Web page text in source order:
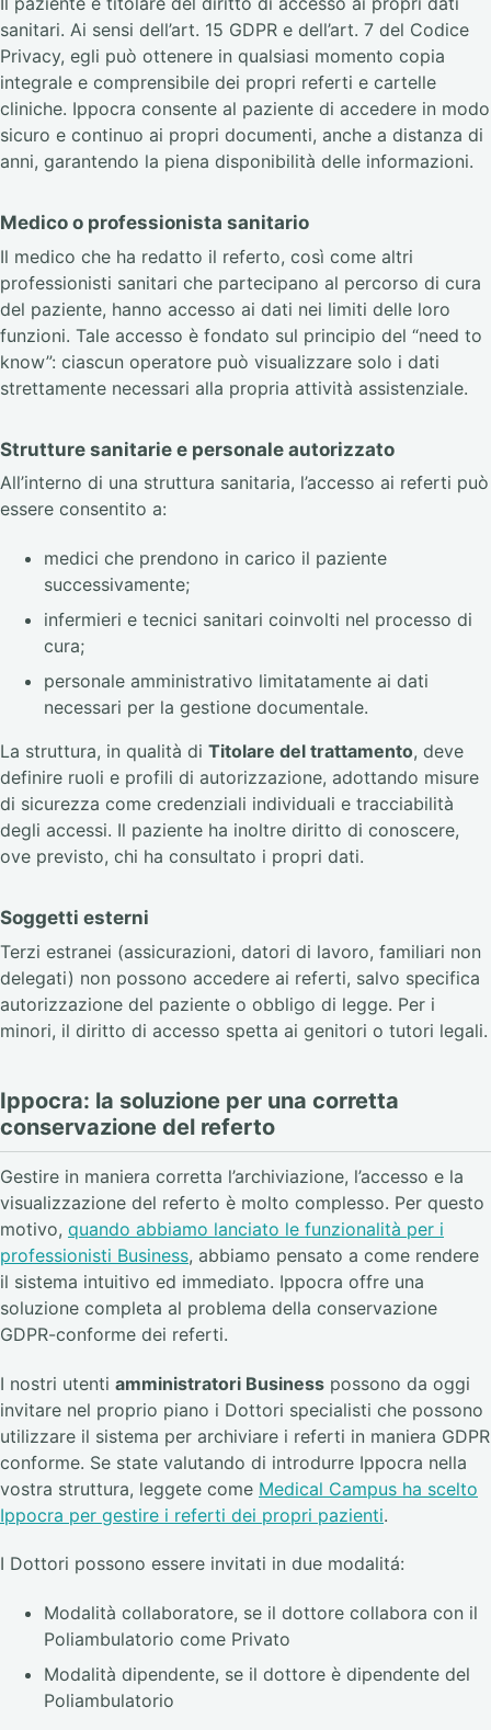
sanitari. Ai sensi dell’art. 15 GDPR e dell’art. 7 del Codice
Privacy, egli può ottenere in qualsiasi momento copia
integrale e comprensibile dei propri referti e cartelle
cliniche. Ippocra consente al paziente di accedere in modo
sicuro e continuo ai propri documenti, anche a distanza di
anni, garantendo la piena disponibilità delle informazioni.
Medico o professionista sanitario
Il medico che ha redatto il referto, così come altri
professionisti sanitari che partecipano al percorso di cura
del paziente, hanno accesso ai dati nei limiti delle loro
funzioni. Tale accesso è fondato sul principio del “need to
know”: ciascun operatore può visualizzare solo i dati
strettamente necessari alla propria attività assistenziale.
Strutture sanitarie e personale autorizzato
All’interno di una struttura sanitaria, l’accesso ai referti può
essere consentito a:
medici che prendono in carico il paziente
successivamente;
infermieri e tecnici sanitari coinvolti nel processo di
cura;
personale amministrativo limitatamente ai dati
necessari per la gestione documentale.
La struttura, in qualità di Titolare del trattamento, deve
definire ruoli e profili di autorizzazione, adottando misure
di sicurezza come credenziali individuali e tracciabilità
degli accessi. Il paziente ha inoltre diritto di conoscere,
ove previsto, chi ha consultato i propri dati.
Soggetti esterni
Terzi estranei (assicurazioni, datori di lavoro, familiari non
delegati) non possono accedere ai referti, salvo specifica
autorizzazione del paziente o obbligo di legge. Per i
minori, il diritto di accesso spetta ai genitori o tutori legali.
Ippocra: la soluzione per una corretta
conservazione del referto
Gestire in maniera corretta l’archiviazione, l’accesso e la
visualizzazione del referto è molto complesso. Per questo
motivo, quando abbiamo lanciato le funzionalità per i
professionisti Business, abbiamo pensato a come rendere
il sistema intuitivo ed immediato. Ippocra offre una
soluzione completa al problema della conservazione
GDPR-conforme dei referti.
I nostri utenti amministratori Business possono da oggi
invitare nel proprio piano i Dottori specialisti che possono
utilizzare il sistema per archiviare i referti in maniera GDPR
conforme. Se state valutando di introdurre Ippocra nella
vostra struttura, leggete come Medical Campus ha scelto
Ippocra per gestire i referti dei propri pazienti.
I Dottori possono essere invitati in due modalitá:
Modalità collaboratore, se il dottore collabora con il
Poliambulatorio come Privato
Modalità dipendente, se il dottore è dipendente del
Poliambulatorio